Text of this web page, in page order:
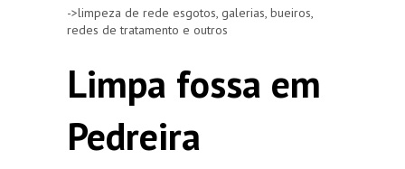
->limpeza de rede esgotos, galerias, bueiros,
redes de tratamento e outros
Limpa fossa em
Pedreira